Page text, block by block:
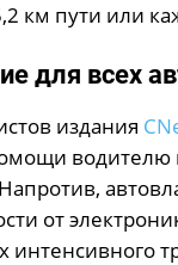
км пути или
для всех
издания
водителю
от
интенсивного